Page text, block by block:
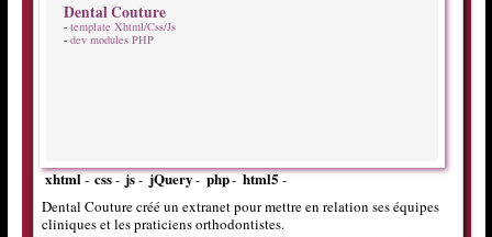
Dental Couture
-template Xhtml/Css/Js
-dev modules PHP
xhtml-css-js-jQuery-php-html5-
Dental Couture créé un extranet pour mettre en relation ses équipes
cliniques et les praticiens orthodontistes.